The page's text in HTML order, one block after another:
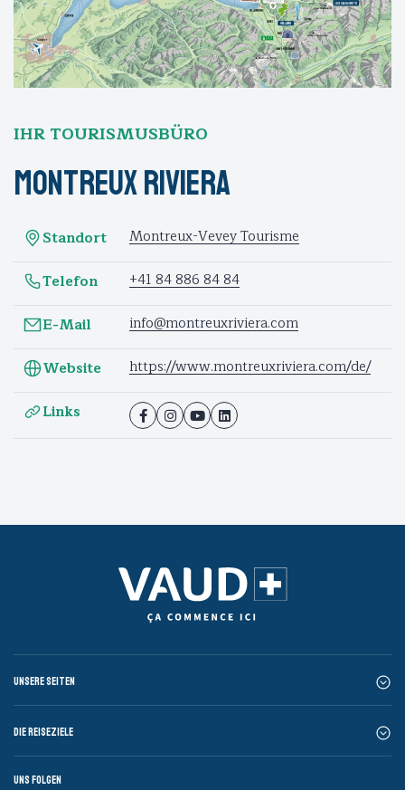
IHR TOURISMUSBÜRO
Montreux Riviera
Standort
Montreux-Vevey Tourisme
Telefon
+41 84 886 84 84
E-Mail
info@montreuxriviera.com
Website
https://www.montreuxriviera.com/de/
Links
Unsere Seiten
Die Reiseziele
Uns folgen